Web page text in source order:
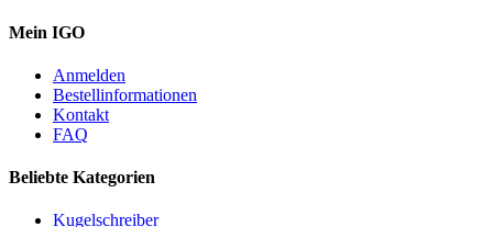
Mein IGO
Anmelden
Bestellinformationen
Kontakt
FAQ
Beliebte Kategorien
Kugelschreiber